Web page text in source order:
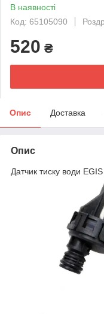
В наявності
Код: 65105090
520 ₴
Опис Доставка
Опис
Датчик тиску води